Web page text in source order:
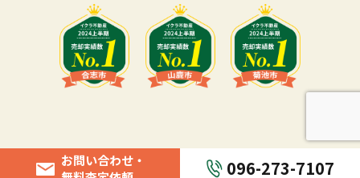
お問い合わせ・
096-273-7107